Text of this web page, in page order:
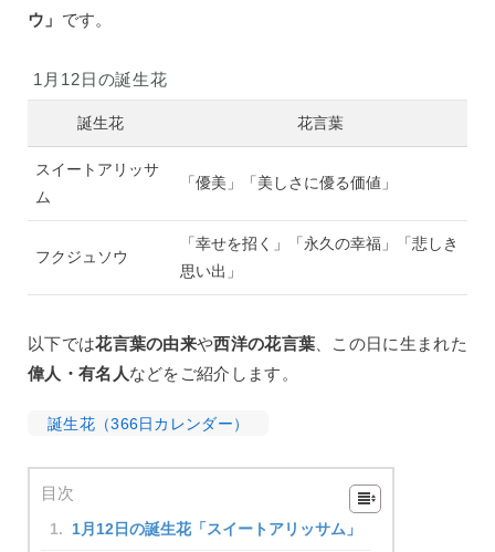
ウ」 です。
1月12日の誕生花
誕生花 花言葉
スイートアリッサ
ム
「優美」「美しさに優る価値」
フクジュソウ
「幸せを招く」「永久の幸福」「悲しき
思い出」
以下では花言葉の由来や西洋の花言葉 、この日に生まれた
偉人・有名人などをご紹介します。
誕生花（366日カレンダー）
目次
1月12日の誕生花「スイートアリッサム」